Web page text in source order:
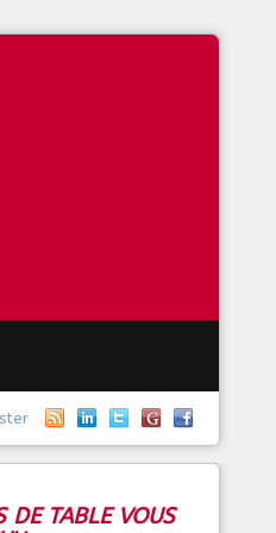
DE TABLE VOUS